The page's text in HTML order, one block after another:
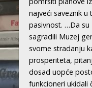
najveći saveznik
pasivnost. …Da su
sagradili Muzej
svome stradanju
prosperiteta,
dosad uopće
funkcioneri ukidali